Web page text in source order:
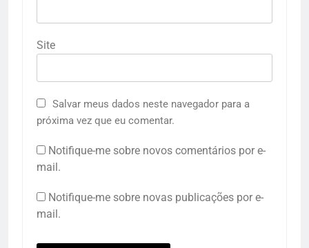
Site
Salvar meus dados neste navegador para a
próxima vez que eu comentar.
Notifique-me sobre novos comentários por e-
mail.
Notifique-me sobre novas publicações por e-
mail.